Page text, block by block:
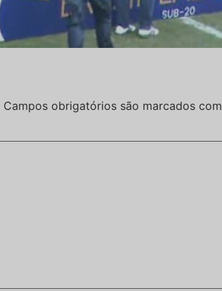
Campos obrigatórios são marcados com